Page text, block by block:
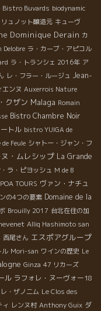
Bistro Buvards biodynamic
リュノット醸造元 キューヴ
Dominique Derain カ
Delobre ラ・カーブ・アピコル
ラ・トランシェ 2016年 ア
レ・フラー・ルージュ Jean-
エンヌ Auxerrois Nature
クザン Malaga Romain
Bistro Chambre Noir
トル bistro YUIGA de
Feule シャトー・ジャン・フ
ヌ・ムレシップ La Grande
ラ・ピヨッシュ M de B
TOURS ヴァン・ナチュ
の4つの要素 Domaine de la
Brouilly 2017 台北在住の加
Alliq Hashimoto san
西尾さん エスポアグループ
ル Mori-san ワインの歴史 Le
Ginza 47 リカーズ
ル ラフォレ・ヌーヴォー18
レ・ザノ二ム Le Clos des
レンヌ村 Anthony Guix ダ